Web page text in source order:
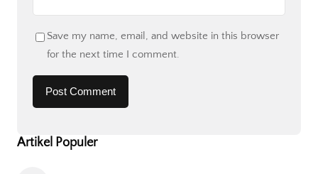
Save my name, email, and website in this browser
for the next time I comment.
Artikel Populer